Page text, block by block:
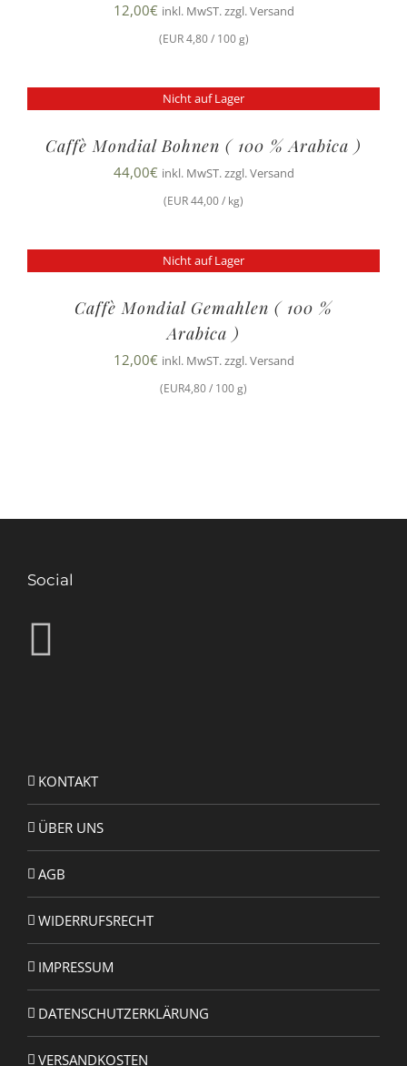
12,00€ inkl. MwST. zzgl. Versand
(EUR 4,80 / 100 g)
Nicht auf Lager
Caffè Mondial Bohnen ( 100 % Arabica )
44,00€ inkl. MwST. zzgl. Versand
(EUR 44,00 / kg)
Nicht auf Lager
Caffè Mondial Gemahlen ( 100 %
Arabica )
12,00€ inkl. MwST. zzgl. Versand
(EUR4,80 / 100 g)
Social
KONTAKT
ÜBER UNS
AGB
WIDERRUFSRECHT
IMPRESSUM
DATENSCHUTZERKLÄRUNG
VERSANDKOSTEN